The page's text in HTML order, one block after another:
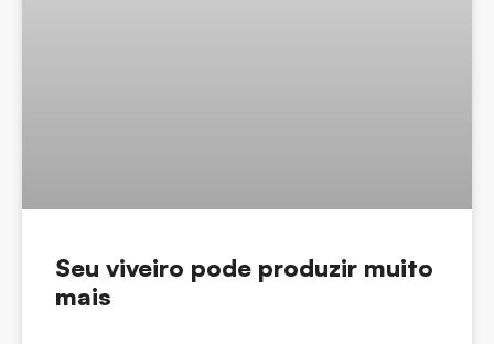
Seu viveiro pode produzir muito
mais